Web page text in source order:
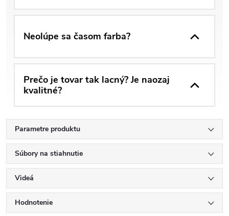
Neolúpe sa časom farba?
Prečo je tovar tak lacný? Je naozaj
kvalitné?
Parametre produktu
Súbory na stiahnutie
Videá
Hodnotenie